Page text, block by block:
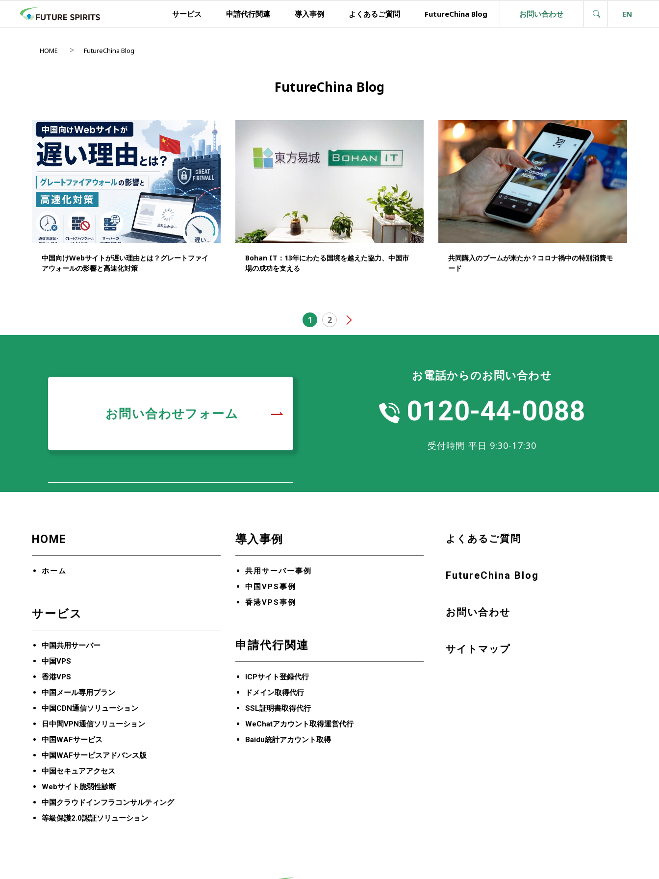
サービス 申請代行関連 導入事例 よくあるご質問 FutureChina Blog お問い合わせ EN
HOME FutureChina Blog
FutureChina Blog
中国向けWebサイトが遅い理由とは？グレートファイ
アウォールの影響と高速化対策
Bohan IT：13年にわたる国境を越えた協力、中国市
場の成功を支える
共同購入のブームが来たか？コロナ禍中の特別消費モ
ード
1 2
お問い合わせフォーム
お電話からのお問い合わせ
0120-44-0088
受付時間 平日 9:30-17:30
HOME
ホーム
サービス
中国共用サーバー
中国VPS
香港VPS
中国メール専用プラン
中国CDN通信ソリューション
日中間VPN通信ソリューション
中国WAFサービス
中国WAFサービスアドバンス版
中国セキュアアクセス
Webサイト脆弱性診断
中国クラウドインフラコンサルティング
等級保護2.0認証ソリューション
導入事例
共用サーバー事例
中国VPS事例
香港VPS事例
申請代行関連
ICPサイト登録代行
ドメイン取得代行
SSL証明書取得代行
WeChatアカウント取得運営代行
Baidu統計アカウント取得
よくあるご質問
FutureChina Blog
お問い合わせ
サイトマップ